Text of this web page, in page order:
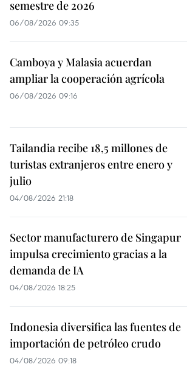
semestre de 2026
06/08/2026 09:35
Camboya y Malasia acuerdan
ampliar la cooperación agrícola
06/08/2026 09:16
Tailandia recibe 18,5 millones de
turistas extranjeros entre enero y
julio
04/08/2026 21:18
Sector manufacturero de Singapur
impulsa crecimiento gracias a la
demanda de IA
04/08/2026 18:25
Indonesia diversifica las fuentes de
importación de petróleo crudo
04/08/2026 09:18